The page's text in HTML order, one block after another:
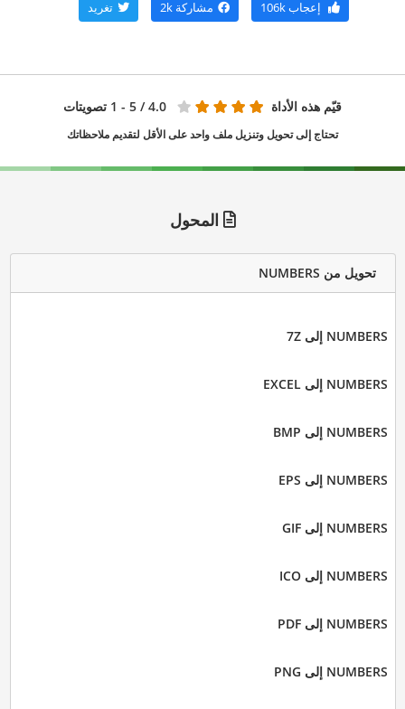
إعجاب106k مشاركة 2k تغريد
قيّم هذه الأداة 4.0 / 5 - 1 تصويتات
تحتاج إلى تحويل وتنزيل ملف واحد على الأقل لتقديم ملاحظاتك
المحول
تحويل من NUMBERS
NUMBERS إلى 7Z
NUMBERS إلى EXCEL
NUMBERS إلى BMP
NUMBERS إلى EPS
NUMBERS إلى GIF
NUMBERS إلى ICO
NUMBERS إلى PDF
NUMBERS إلى PNG